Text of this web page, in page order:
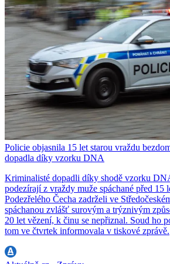
Policie objasnila 15 let starou vraždu
dopadla díky vzorku DNA
Kriminalisté dopadli díky shodě vzorku
podezírají z vraždy muže spáchané před 15
Podezřelého Čecha zadrželi ve
spáchanou zvlášť surovým a trýznivým
20 let vězení, k činu se nepřiznal. Soud ho
tom ve čtvrtek informovala v tiskové zprávě.